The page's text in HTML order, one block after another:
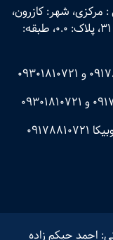
شهر: کازرون،
محله: مصلی، خیابان کمربندی، کوچه 31، پلاک: 0.0، طبقه:
و 09301810721
و 09301810721
احمد حیکم زاده